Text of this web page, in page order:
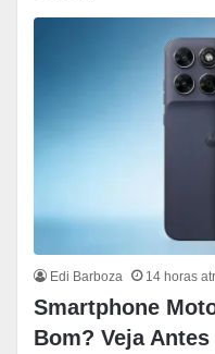
Edi Barboza 14 horas
Smartphone
Bom? Veja